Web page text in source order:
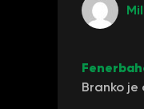
Branko